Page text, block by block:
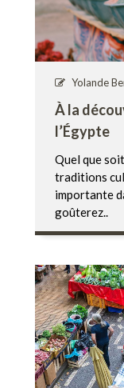
Yolande
À la
l’Égypte
Quel que
traditions
importante
goûterez..